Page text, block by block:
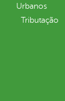
Urbanos
Tributação